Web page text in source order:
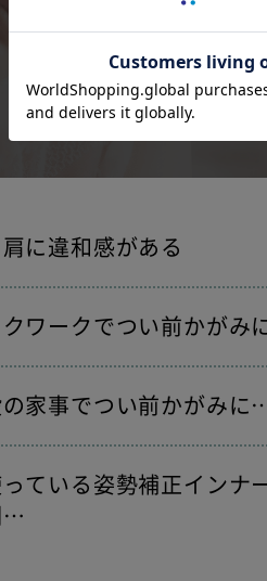
に違和感がある
ワークでつい前かがみ
家事でつい前かがみに
ている姿勢補正インナ
…